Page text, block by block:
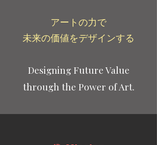
アートの力で
未来の価値をデザインする
Designing Future Value
through the Power of Art.